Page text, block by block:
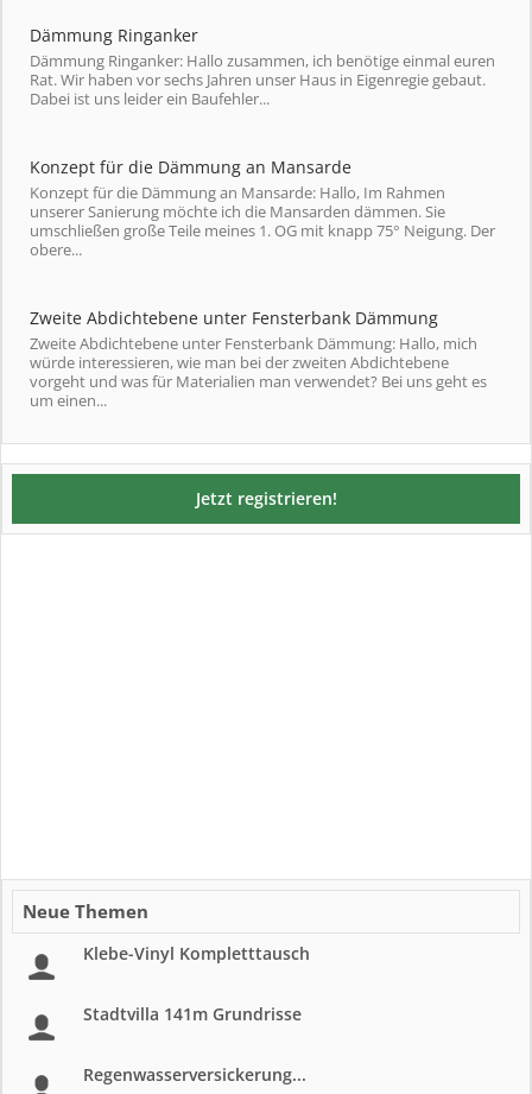
Dämmung Ringanker
Dämmung Ringanker: Hallo zusammen, ich benötige einmal euren
Rat. Wir haben vor sechs Jahren unser Haus in Eigenregie gebaut.
Dabei ist uns leider ein Baufehler...
Konzept für die Dämmung an Mansarde
Konzept für die Dämmung an Mansarde: Hallo, Im Rahmen
unserer Sanierung möchte ich die Mansarden dämmen. Sie
umschließen große Teile meines 1. OG mit knapp 75° Neigung. Der
obere...
Zweite Abdichtebene unter Fensterbank Dämmung
Zweite Abdichtebene unter Fensterbank Dämmung: Hallo, mich
würde interessieren, wie man bei der zweiten Abdichtebene
vorgeht und was für Materialien man verwendet? Bei uns geht es
um einen...
Jetzt registrieren!
Neue Themen
Klebe-Vinyl Kompletttausch
Stadtvilla 141m Grundrisse
Regenwasserversickerung...